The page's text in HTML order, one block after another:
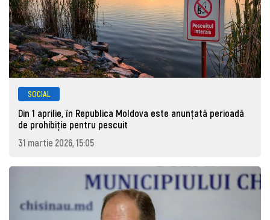
SOCIAL
Din 1 aprilie, în Republica Moldova este anunţată perioadă
de prohibiţie pentru pescuit
31 martie 2026, 15:05